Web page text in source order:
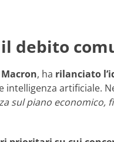
debito
Macron, ha rilanciato
intelligenza artificiale.
sul piano economico,